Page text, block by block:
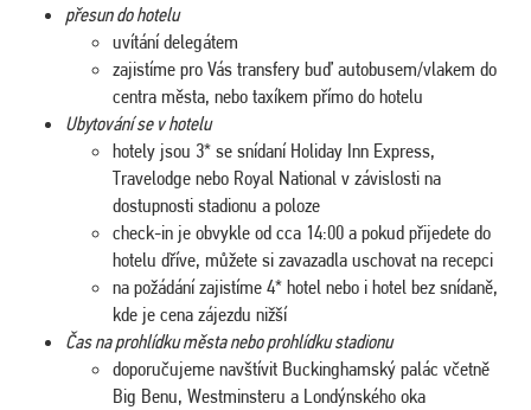
přesun do hotelu
uvítání delegátem
zajistíme pro Vás transfery buď autobusem/vlakem do
centra města, nebo taxíkem přímo do hotelu
Ubytování se v hotelu
hotely jsou 3* se snídaní Holiday Inn Express,
Travelodge nebo Royal National v závislosti na
dostupnosti stadionu a poloze
check-in je obvykle od cca 14:00 a pokud přijedete do
hotelu dříve, můžete si zavazadla uschovat na recepci
na požádání zajistíme 4* hotel nebo i hotel bez snídaně,
kde je cena zájezdu nižší
Čas na prohlídku města nebo prohlídku stadionu
doporučujeme navštívit Buckinghamský palác včetně
Big Benu, Westminsteru a Londýnského oka